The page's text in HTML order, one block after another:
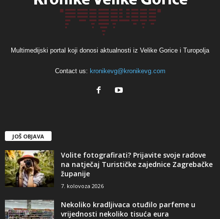
Multimedijski portal koji donosi aktualnosti iz Velike Gorice i Turopolja
Contact us: kronikevg@kronikevg.com
JOŠ OBJAVA
Volite fotografirati? Prijavite svoje radove
na natječaj Turističke zajednice Zagrebačke
županije
7. kolovoza 2026
Nekoliko kradljivaca otuđilo parfeme u
vrijednosti nekoliko tisuća eura